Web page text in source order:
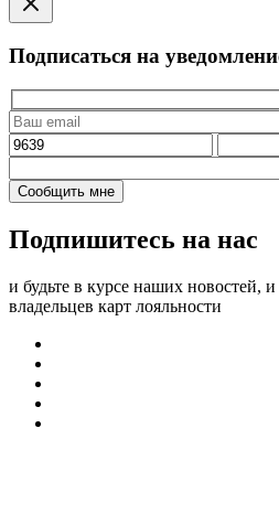
Подписаться на
Подпишитесь на нас
и будьте в курсе наших новостей,
владельцев карт лояльности